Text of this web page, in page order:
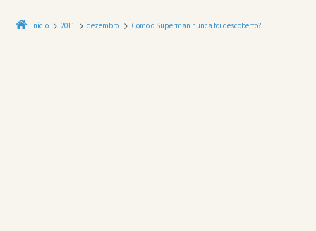
Início 2011 dezembro Como o Superman nunca foi descoberto?